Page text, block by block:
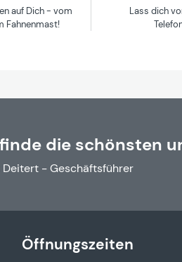
auf Dich - vom
Fahnenmast!
Lass dich
die schönsten
Deitert - Geschäftsführer
Öffnungszeiten